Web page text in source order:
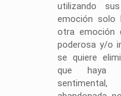
utilizando
emoción solo
otra emoción
poderosa y/o
se quiere
que haya